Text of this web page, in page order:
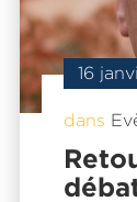
16
dans